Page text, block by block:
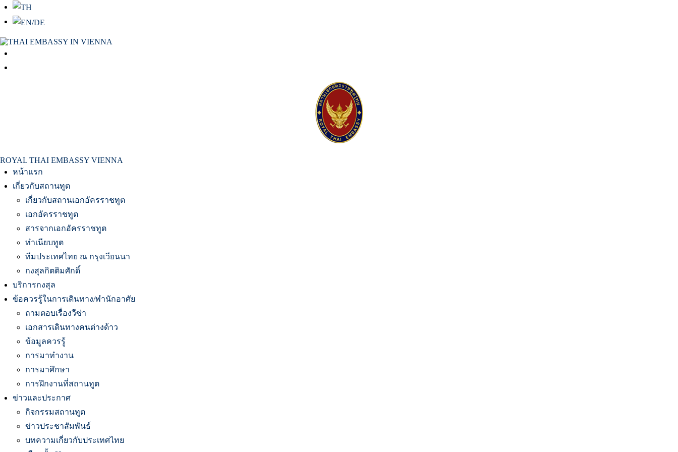
ROYAL THAI EMBASSY VIENNA
หน้าแรก
เกี่ยวกับสถานทูต
เกี่ยวกับสถานเอกอัครราชทูต
เอกอัครราชทูต
สารจากเอกอัครราชทูต
ทำเนียบทูต
ทีมประเทศไทย ณ กรุงเวียนนา
กงสุลกิตติมศักดิ์
บริการกงสุล
ข้อควรรู้ในการเดินทาง/พำนักอาศัย
ถามตอบเรื่องวีซ่า
เอกสารเดินทางคนต่างด้าว
ข้อมูลควรรู้
การมาทำงาน
การมาศึกษา
การฝึกงานที่สถานทูต
ข่าวและประกาศ
กิจกรรมสถานทูต
ข่าวประชาสัมพันธ์
บทความเกี่ยวกับประเทศไทย